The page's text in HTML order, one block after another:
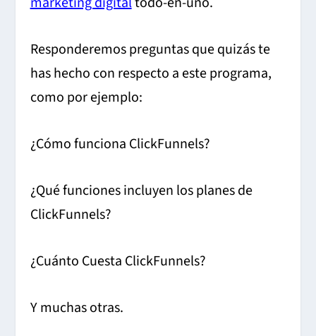
Responderemos preguntas que quizás te
has hecho con respecto a este programa,
como por ejemplo:
¿Cómo funciona ClickFunnels?
¿Qué funciones incluyen los planes de
ClickFunnels?
¿Cuánto Cuesta ClickFunnels?
Y muchas otras.